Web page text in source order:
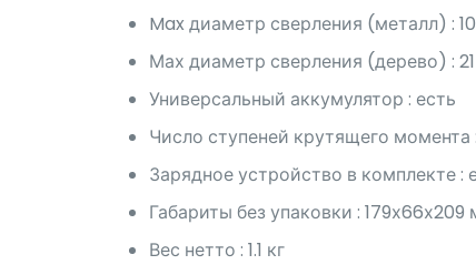
Max диаметр сверления (металл) :
Мах диаметр сверления (дерево) :
Универсальный аккумулятор : есть
Число ступеней крутящего момента
Зарядное устройство в комплекте :
Габариты без упаковки : 179х66х209
Вес нетто : 1.1 кг